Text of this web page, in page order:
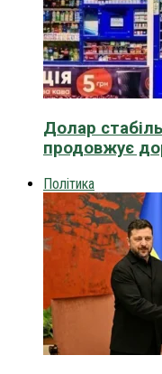
Долар
продовжує
Політика